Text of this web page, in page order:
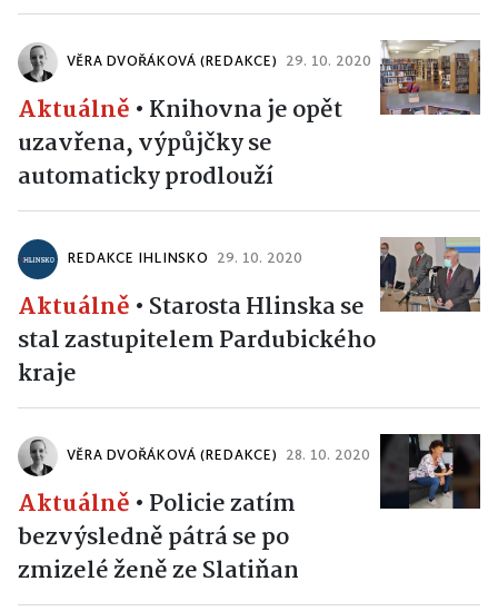
VĚRA DVOŘÁKOVÁ (REDAKCE) 29. 10. 2020
Aktuálně • Knihovna je opět
uzavřena, výpůjčky se
automaticky prodlouží
REDAKCE IHLINSKO 29. 10. 2020
Aktuálně • Starosta Hlinska se
stal zastupitelem Pardubického
kraje
VĚRA DVOŘÁKOVÁ (REDAKCE) 28. 10. 2020
Aktuálně • Policie zatím
bezvýsledně pátrá se po
zmizelé ženě ze Slatiňan